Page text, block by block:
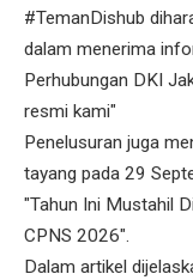
#TemanDishub
dalam menerima
Perhubungan DKI
resmi kami"
Penelusuran juga
tayang pada 29
"Tahun Ini Mustahil
CPNS 2026".
Dalam artikel